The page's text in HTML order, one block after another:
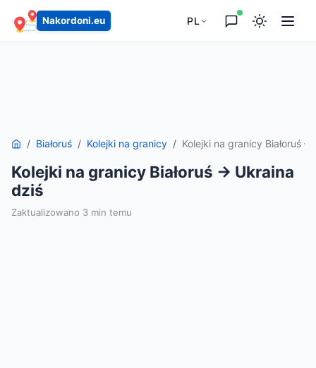
Nakordoni.eu PL
Białoruś Kolejki na granicy Kolejki na granicy Białoruś
Kolejki na granicy Białoruś → Ukraina
dziś
Zaktualizowano 3 min temu